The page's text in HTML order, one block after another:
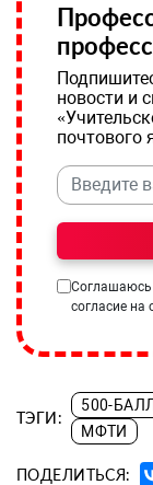
новости и
почтового
Соглашаюсь
согласие на
ТЭГИ:
500-
МФТИ
ПОДЕЛИТЬСЯ: